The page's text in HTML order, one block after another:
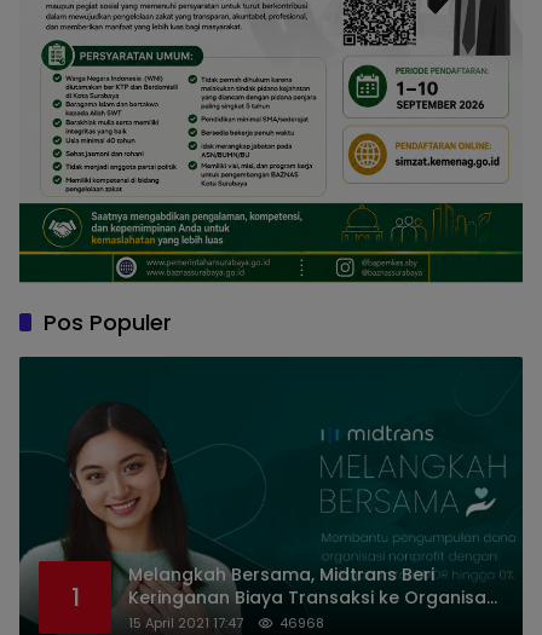
Pos Populer
1
Melangkah Bersama, Midtrans Beri
Keringanan Biaya Transaksi ke Organisasi
Nirlaba Indonesia
15 April 2021 17:47 46968